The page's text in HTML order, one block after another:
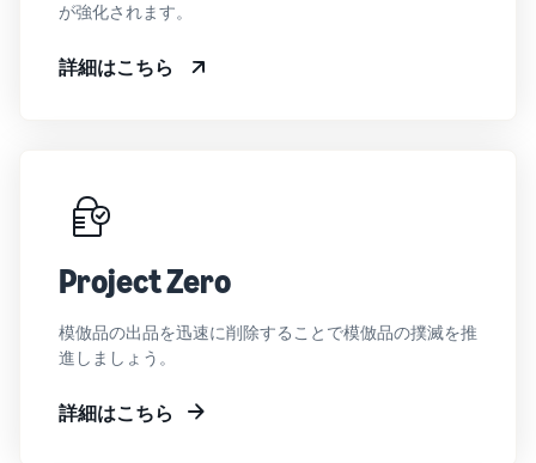
が強化されます。
詳細はこちら
Project Zero
模倣品の出品を迅速に削除することで模倣品の撲滅を推
進しましょう。
詳細はこちら